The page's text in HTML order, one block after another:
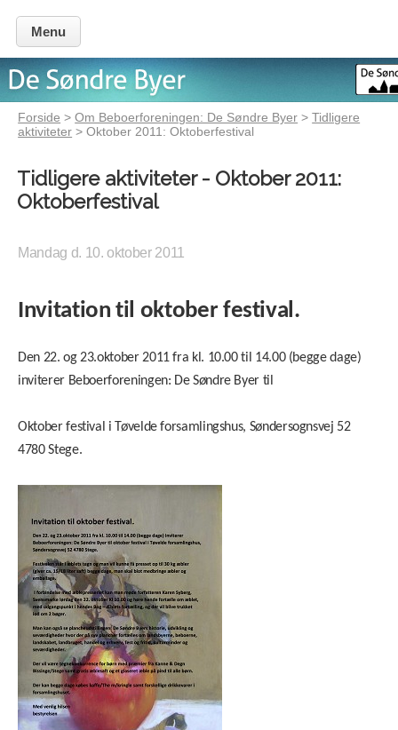
Menu
Forside >Om Beboerforeningen: De Søndre Byer >Tidligere
aktiviteter > Oktober 2011: Oktoberfestival
Tidligere aktiviteter - Oktober 2011:
Oktoberfestival
Mandag d. 10. oktober 2011
Invitation til oktober festival.
Den 22. og 23.oktober 2011 fra kl. 10.00 til 14.00 (begge dage)
inviterer Beboerforeningen: De Søndre Byer til
Oktober festival i Tøvelde forsamlingshus, Søndersognsvej 52
4780 Stege.